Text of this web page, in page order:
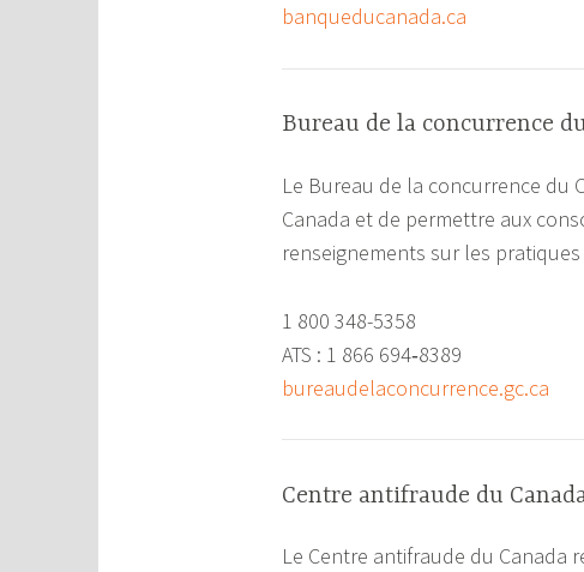
banqueducanada.ca
Bureau de la concurrence
Le Bureau de la concurrence du
Canada et de permettre aux
renseignements sur les
1 800 348-5358
ATS : 1 866 694‑8389
bureaudelaconcurrence.gc.ca
Centre antifraude du
Le Centre antifraude du Canada